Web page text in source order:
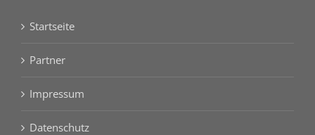
Startseite
Partner
Impressum
Datenschutz